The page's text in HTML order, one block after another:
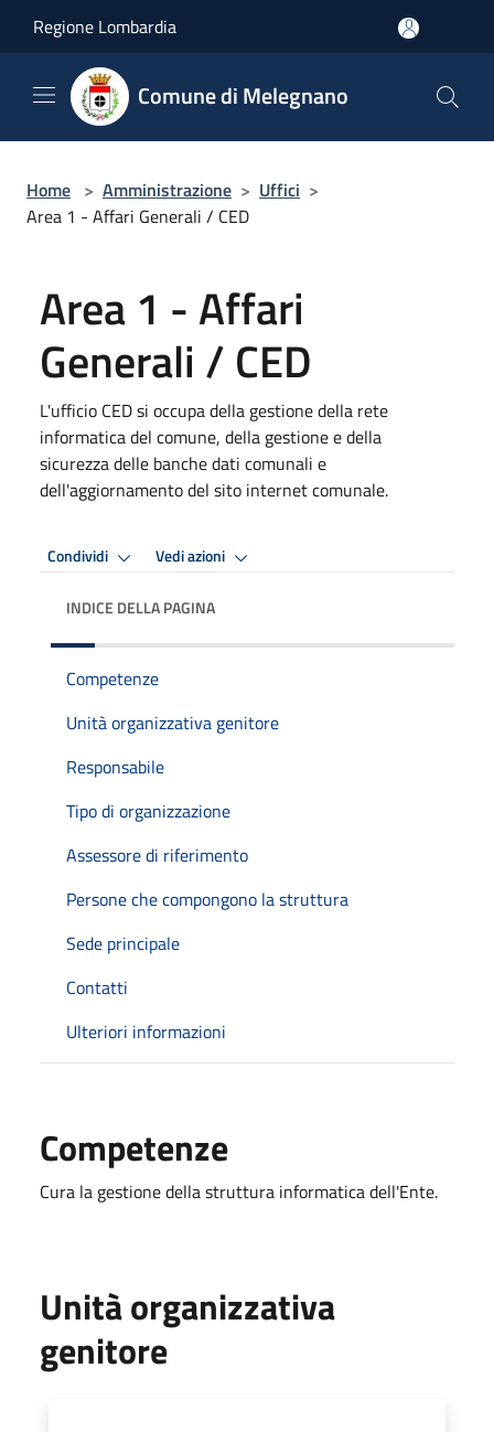
Regione Lombardia
Comune di Melegnano
Home > Amministrazione > Uffici >
Area 1 - Affari Generali / CED
Area 1 - Affari
Generali / CED
L'ufficio CED si occupa della gestione della rete
informatica del comune, della gestione e della
sicurezza delle banche dati comunali e
dell'aggiornamento del sito internet comunale.
Condividi Vedi azioni
INDICE DELLA PAGINA
Competenze
Unità organizzativa genitore
Responsabile
Tipo di organizzazione
Assessore di riferimento
Persone che compongono la struttura
Sede principale
Contatti
Ulteriori informazioni
Competenze
Cura la gestione della struttura informatica dell'Ente.
Unità organizzativa
genitore